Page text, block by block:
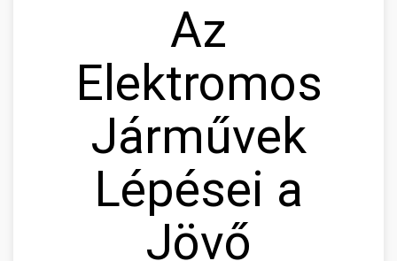
Az
Elektromos
Járművek
Lépései a
Jövő